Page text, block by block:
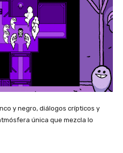
y negro, diálogos crípticos y
única que mezcla lo